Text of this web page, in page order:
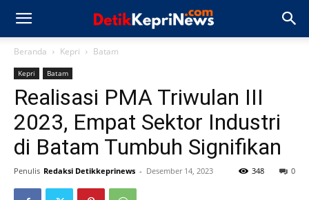
Beranda Kepri Batam
Kepri Batam
Realisasi PMA Triwulan III
2023, Empat Sektor Industri
di Batam Tumbuh Signifikan
Penulis Redaksi Detikkeprinews - Desember 14, 2023 0
348